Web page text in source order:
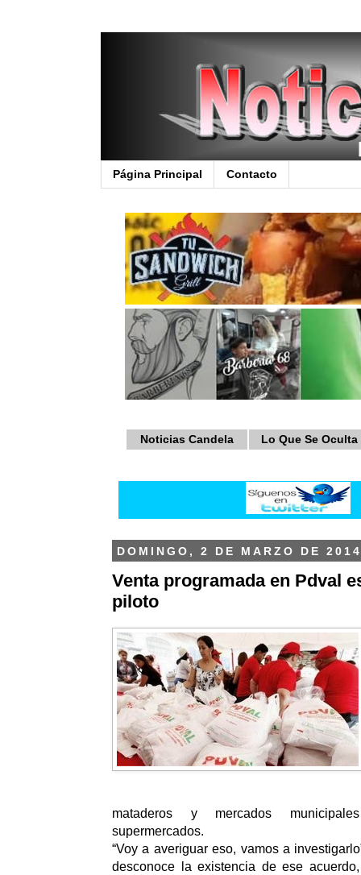
Página Principal Contacto
Noticias Candela Lo Que Se Oculta
DOMINGO, 2 DE MARZO DE 2014
Venta programada en Pdval
piloto
mataderos y mercados
supermercados.
“Voy a averiguar eso, vamos a
desconoce la existencia de ese